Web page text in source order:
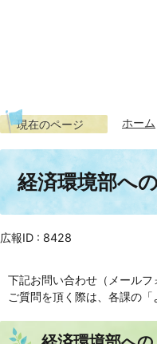
現在のページ ホーム
経済環境部へ
広報ID : 8428
下記お問い合わせ（メールフ
ご質問を頂く際は、各課の「